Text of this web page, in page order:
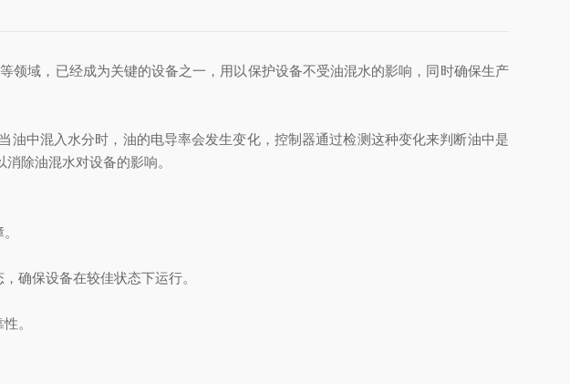
领域，已经成为关键的设备之一，用以保护设备不受油混水的影响，同时确保生产
中混入水分时，油的电导率会发生变化，控制器通过检测这种变化来判断油中是
除油混水对设备的影响。
确保设备在较佳状态下运行。
。